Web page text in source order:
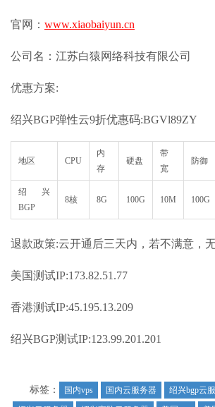
官网： www.xiaobaiyun.cn
公司名：江苏白猿网络科技有限公司
优惠方案:
绍兴BGP弹性云9折优惠码:BGVl89ZY
地区 CPU
内
存
硬盘
带
宽
防御
绍兴
BGP
8核 8G 100G 10M 100G
退款政策:云开通后三天内，若不满意，无
美国测试IP:173.82.51.77
香港测试IP:45.195.13.209
绍兴BGP测试IP:123.99.201.201
标签： 国内vps 国内云服务器 绍兴bgp云